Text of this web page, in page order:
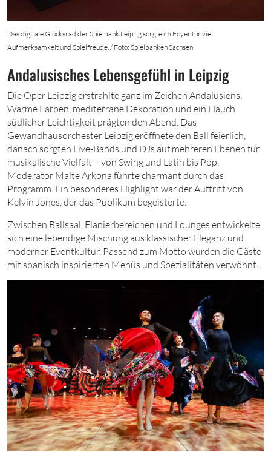
Das digitale Glücksrad der Spielbank Leipzig sorgte im Foyer für viel
Aufmerksamkeit und Spielfreude. / Foto: Spielbanken Sachsen
Andalusisches Lebensgefühl in Leipzig
Die Oper Leipzig erstrahlte ganz im Zeichen Andalusiens:
Warme Farben, mediterrane Dekoration und ein Hauch
südlicher Leichtigkeit prägten den Abend. Das
Gewandhausorchester Leipzig eröffnete den Ball feierlich,
danach sorgten Live-Bands und DJs auf mehreren Ebenen für
musikalische Vielfalt – von Swing und Latin bis Pop.
Moderator Malte Arkona führte charmant durch das
Programm. Ein besonderes Highlight war der Auftritt von
Kelvin Jones, der das Publikum begeisterte.
Zwischen Ballsaal, Flanierbereichen und Lounges entwickelte
sich eine lebendige Mischung aus klassischer Eleganz und
moderner Eventkultur. Passend zum Motto wurden die Gäste
mit spanisch inspirierten Menüs und Spezialitäten verwöhnt.